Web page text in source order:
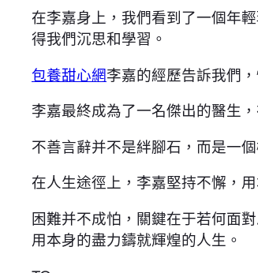
在李嘉身上，我們看到了一個年
得我們沉思和學習。
包養甜心網李嘉的經歷告訴我們
李嘉最終成為了一名傑出的醫生
不善言辭并不是絆腳石，而是一
在人生途徑上，李嘉堅持不懈，
困難并不成怕，關鍵在于若何面
用本身的盡力鑄就輝煌的人生。